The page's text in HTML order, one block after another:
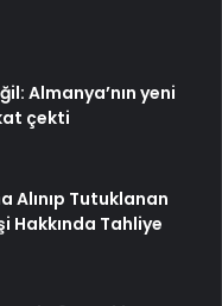
Almanya’nın yeni
çekti
Alınıp Tutuklanan
Hakkında Tahliye